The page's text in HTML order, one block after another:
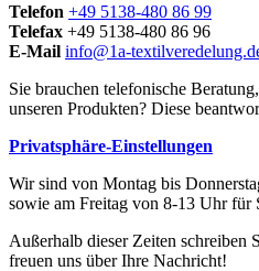
Telefon +49 5138-480 86 99
Telefax +49 5138-480 86 96
E-Mail info@1a-
Sie brauchen telefonische
unseren Produkten? Diese
Privatsphäre-Einstellungen
Wir sind von Montag bis
sowie am Freitag von 8-13 Uhr für
Außerhalb dieser Zeiten schreiben
freuen uns über Ihre Nachricht!